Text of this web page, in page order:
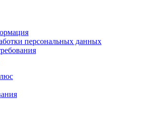
персональных данных